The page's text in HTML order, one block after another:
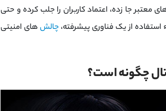
معتبر جا زده، اعتماد کاربران را جلب کرده و حتی
از یک فناوری پیشرفته، چالش‌های امنیتی
چگونه است؟